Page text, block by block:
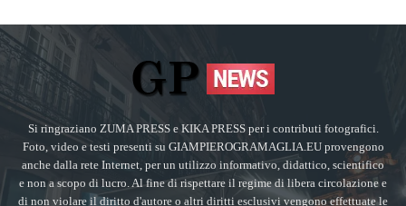
Si ringraziano ZUMA PRESS e KIKA PRESS per i contributi fotografici.
Foto, video e testi presenti su GIAMPIEROGRAMAGLIA.EU provengono
anche dalla rete Internet, per un utilizzo informativo, didattico, scientifico
e non a scopo di lucro. Al fine di rispettare il regime di libera circolazione e
di non violare il diritto d'autore o altri diritti esclusivi vengono effettuate le